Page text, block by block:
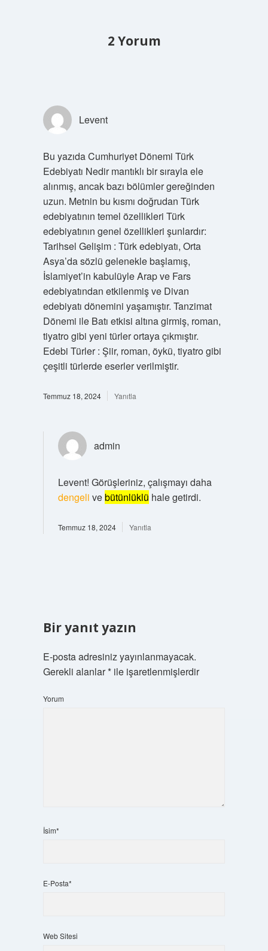
2 Yorum
Levent
Bu yazıda Cumhuriyet Dönemi Türk
Edebiyatı Nedir mantıklı bir sırayla ele
alınmış, ancak bazı bölümler gereğinden
uzun. Metnin bu kısmı doğrudan Türk
edebiyatının temel özellikleri Türk
edebiyatının genel özellikleri şunlardır:
Tarihsel Gelişim : Türk edebiyatı, Orta
Asya’da sözlü gelenekle başlamış,
İslamiyet’in kabulüyle Arap ve Fars
edebiyatından etkilenmiş ve Divan
edebiyatı dönemini yaşamıştır. Tanzimat
Dönemi ile Batı etkisi altına girmiş, roman,
tiyatro gibi yeni türler ortaya çıkmıştır.
Edebi Türler : Şiir, roman, öykü, tiyatro gibi
çeşitli türlerde eserler verilmiştir.
Temmuz 18, 2024 Yanıtla
admin
Levent! Görüşleriniz, çalışmayı daha
dengeli vebütünlüklü hale getirdi.
Temmuz 18, 2024 Yanıtla
Bir yanıt yazın
E-posta adresiniz yayınlanmayacak.
Gerekli alanlar*ile işaretlenmişlerdir
Yorum
İsim*
E-Posta*
Web Sitesi